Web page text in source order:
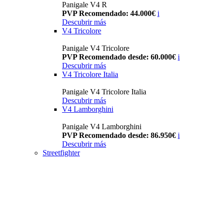
Panigale V4 R
PVP Recomendado: 44.000€ i
Descubrir más
V4 Tricolore
Panigale V4 Tricolore
PVP Recomendado desde: 60.000€ i
Descubrir más
V4 Tricolore Italia
Panigale V4 Tricolore Italia
Descubrir más
V4 Lamborghini
Panigale V4 Lamborghini
PVP Recomendado desde: 86.950€ i
Descubrir más
Streetfighter